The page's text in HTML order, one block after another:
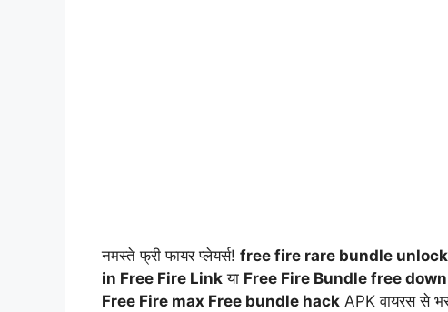
नमस्ते फ्री फायर प्लेयर्स! free fire rare bundle
in Free Fire Link या Free Fire Bundle free
Free Fire max Free bundle hack APK वायरस से